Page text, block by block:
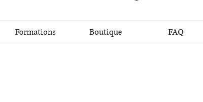
Formations Boutique FAQ